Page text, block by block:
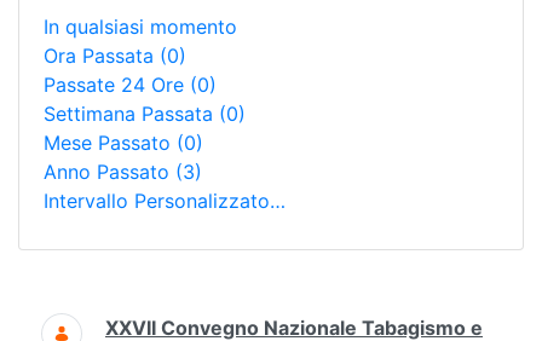
In qualsiasi momento
Ora Passata (0)
Passate 24 Ore (0)
Settimana Passata (0)
Mese Passato (0)
Anno Passato (3)
Intervallo Personalizzato…
Ricerca
XXVII Convegno Nazionale Tabagismo e